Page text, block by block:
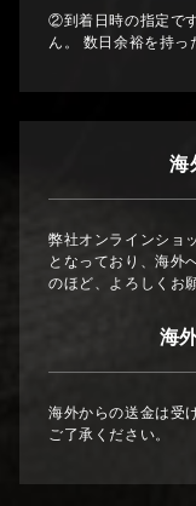
②到着日時の指定で
ん。 数日余裕を持っ
海
弊社オンラインショ
となっており、海外
のほど、よろしくお
海
海外からの送金は受
ご了承ください。